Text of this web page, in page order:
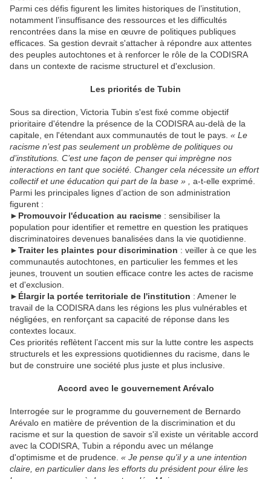
Parmi ces défis figurent les limites historiques de l’institution,
notamment l’insuffisance des ressources et les difficultés
rencontrées dans la mise en œuvre de politiques publiques
efficaces. Sa gestion devrait s'attacher à répondre aux attentes
des peuples autochtones et à renforcer le rôle de la CODISRA
dans un contexte de racisme structurel et d'exclusion.
Les priorités de Tubin
Sous sa direction, Victoria Tubin s'est fixé comme objectif
prioritaire d'étendre la présence de la CODISRA au-delà de la
capitale, en l'étendant aux communautés de tout le pays. « Le
racisme n’est pas seulement un problème de politiques ou
d’institutions. C’est une façon de penser qui imprègne nos
interactions en tant que société. Changer cela nécessite un effort
collectif et une éducation qui part de la base » ,
a-t-elle exprimé.
Parmi les principales lignes d’action de son administration
figurent :
► Promouvoir l'éducation au racisme : sensibiliser la
population pour identifier et remettre en question les pratiques
discriminatoires devenues banalisées dans la vie quotidienne.
►Traiter les plaintes pour discrimination : veiller à ce que les
communautés autochtones, en particulier les femmes et les
jeunes, trouvent un soutien efficace contre les actes de racisme
et d'exclusion.
► Élargir la portée territoriale de l'institution : Amener le
travail de la CODISRA dans les régions les plus vulnérables et
négligées, en renforçant sa capacité de réponse dans les
contextes locaux.
Ces priorités reflètent l’accent mis sur la lutte contre les aspects
structurels et les expressions quotidiennes du racisme, dans le
but de construire une société plus juste et plus inclusive.
Accord avec le gouvernement Arévalo
Interrogée sur le programme du gouvernement de Bernardo
Arévalo en matière de prévention de la discrimination et du
racisme et sur la question de savoir s'il existe un véritable accord
avec la CODISRA, Tubin a répondu avec un mélange
d'optimisme et de prudence. « Je pense qu'il y a une intention
claire, en particulier dans les efforts du président pour élire les